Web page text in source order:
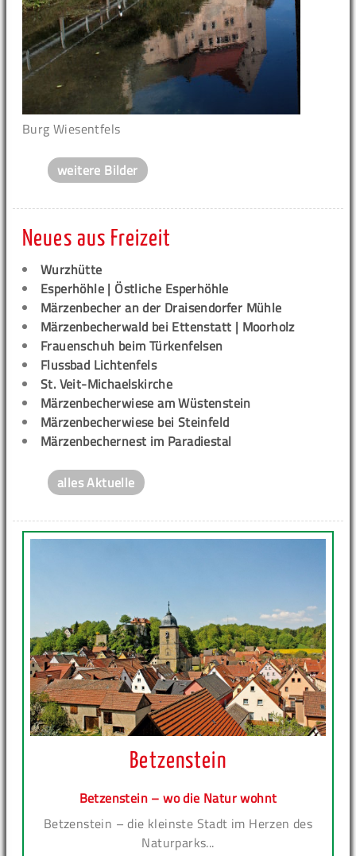
Burg Wiesentfels
weitere Bilder
Neues aus Freizeit
Wurzhütte
Esperhöhle | Östliche Esperhöhle
Märzenbecher an der Draisendorfer Mühle
Märzenbecherwald bei Ettenstatt | Moorholz
Frauenschuh beim Türkenfelsen
Flussbad Lichtenfels
St. Veit-Michaelskirche
Märzenbecherwiese am Wüstenstein
Märzenbecherwiese bei Steinfeld
Märzenbechernest im Paradiestal
alles Aktuelle
Betzenstein
Betzenstein – wo die Natur wohnt
Betzenstein – die kleinste Stadt im Herzen des
Naturparks...